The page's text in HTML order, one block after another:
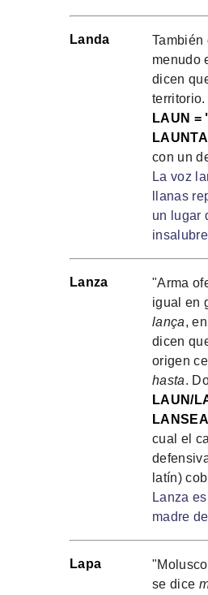
Landa
También
menudo
dicen
LAUN
con un
La voz
llanas
un lugar
Lanza
"Arma
igual en
lança,
dicen
origen
hasta.
LAUN/
cual el
latín)
Lanza
madre
Lapa
se dice